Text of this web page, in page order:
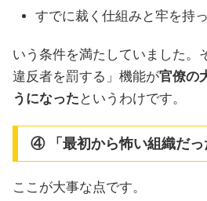
すでに裁く仕組みと牢を持
いう条件を満たしていました。
違反者を罰する」機能が官僚の
うになった というわけです。
④ 「最初から怖い組織だっ
ここが大事な点です。